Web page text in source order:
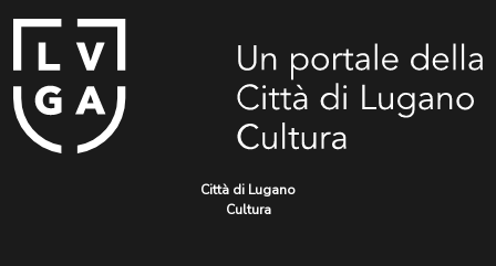
Città di Lugano
Cultura